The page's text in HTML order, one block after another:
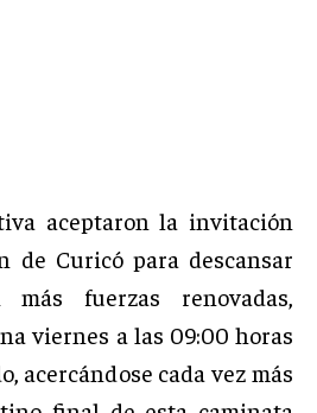
aceptaron la invitación
de Curicó para descansar
más fuerzas renovadas,
viernes a las 09:00 horas
acercándose cada vez más